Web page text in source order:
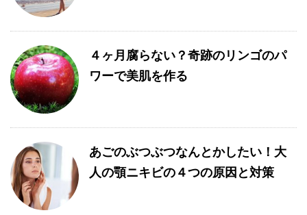
４ヶ月腐らない？奇跡のリンゴのパ
ワーで美肌を作る
あごのぶつぶつなんとかしたい！大
人の顎ニキビの４つの原因と対策